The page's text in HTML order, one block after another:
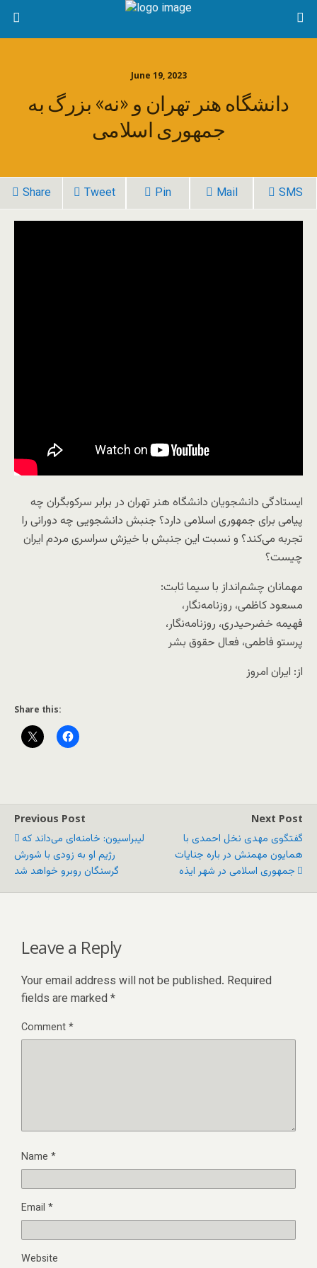
June 19, 2023
دانشگاه هنر تهران و «نه» بزرگ به
جمهوری اسلامی
Share Tweet Pin Mail SMS
ایستادگی دانشجویان دانشگاه هنر تهران در برابر سرکوبگران چه
پیامی برای جمهوری اسلامی دارد؟ جنبش دانشجویی چه دورانی را
تجربه می‌کند؟ و نسبت این جنبش با خیزش سراسری مردم ایران
چیست؟
مهمانان چشم‌انداز با سیما ثابت:
مسعود کاظمی، روزنامه‌نگار،
فهیمه خضرحیدری، روزنامه‌نگار،
پرستو فاطمی، فعال حقوق بشر
از: ایران امروز
Share this:
Previous Post
لیبراسیون: خامنه‌ای می‌داند که
رژیم او به زودی با شورش
گرسنگان روبرو خواهد شد
Next Post
گفتگوی مهدی نخل احمدی با
همایون مهمنش در باره جنایات
جمهوری اسلامی در شهر ایذه
Leave a Reply
Your email address will not be published. Required
fields are marked *
Comment*
Name *
Email *
Website